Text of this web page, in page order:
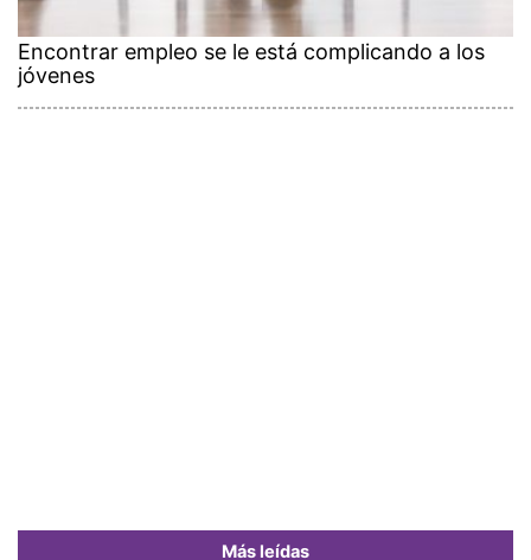
Encontrar empleo se le está complicando a los
jóvenes
Más leídas